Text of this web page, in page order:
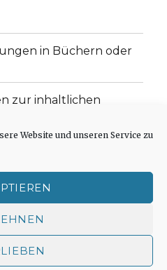
Website und unseren Service zu
in Büchern oder
zur inhaltlichen